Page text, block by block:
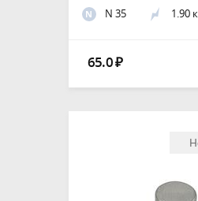
N N 35 1.90
65.0₽